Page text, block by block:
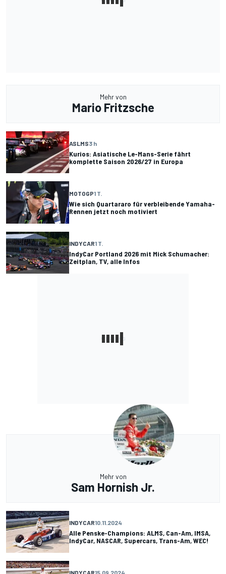
Mehr von
Mario Fritzsche
ASLMS3 h
Kurios: Asiatische Le-Mans-Serie fährt
komplette Saison 2026/27 in Europa
MOTOGP1 T.
Wie sich Quartararo für verbleibende Yamaha-
Rennen jetzt noch motiviert
INDYCAR1 T.
IndyCar Portland 2026 mit Mick Schumacher:
Zeitplan, TV, alle Infos
Mehr von
Sam Hornish Jr.
INDYCAR10.11.2024
Alle Penske-Champions: ALMS, Can-Am, IMSA,
IndyCar, NASCAR, Supercars, Trans-Am, WEC!